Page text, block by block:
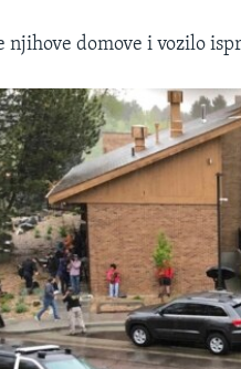
domove i vozilo